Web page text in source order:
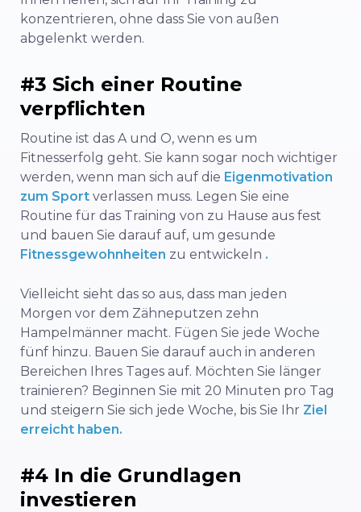
konzentrieren, ohne dass Sie von außen
abgelenkt werden.
#3 Sich einer Routine
verpflichten
Routine ist das A und O, wenn es um
Fitnesserfolg geht. Sie kann sogar noch wichtiger
werden, wenn man sich auf die Eigenmotivation
zum Sport verlassen muss. Legen Sie eine
Routine für das Training von zu Hause aus fest
und bauen Sie darauf auf, um gesunde
Fitnessgewohnheiten zu entwickeln .
Vielleicht sieht das so aus, dass man jeden
Morgen vor dem Zähneputzen zehn
Hampelmänner macht. Fügen Sie jede Woche
fünf hinzu. Bauen Sie darauf auch in anderen
Bereichen Ihres Tages auf. Möchten Sie länger
trainieren? Beginnen Sie mit 20 Minuten pro Tag
und steigern Sie sich jede Woche, bis Sie Ihr Ziel
erreicht haben.
#4 In die Grundlagen
investieren